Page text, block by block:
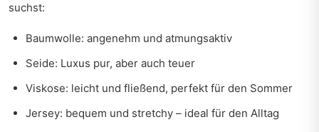
suchst:
Baumwolle: angenehm und atmungsaktiv
Seide: Luxus pur, aber auch teuer
Viskose: leicht und fließend, perfekt für den Sommer
Jersey: bequem und stretchy – ideal für den Alltag